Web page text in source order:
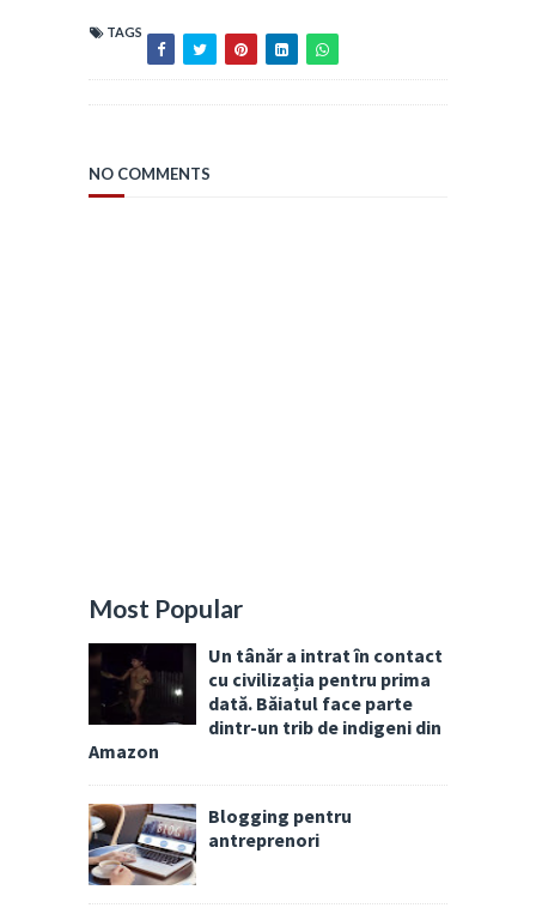
TAGS
NO COMMENTS
Most Popular
Un tânăr a intrat în contact
cu civilizația pentru prima
dată. Băiatul face parte
dintr-un trib de indigeni din
Amazon
Blogging pentru
antreprenori